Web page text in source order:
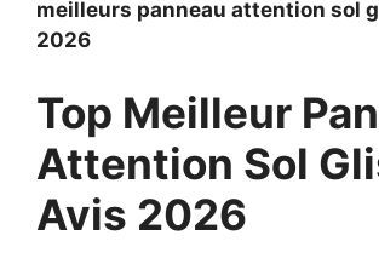
meilleurs panneau attention sol
2026
Top Meilleur
Attention Sol
Avis 2026